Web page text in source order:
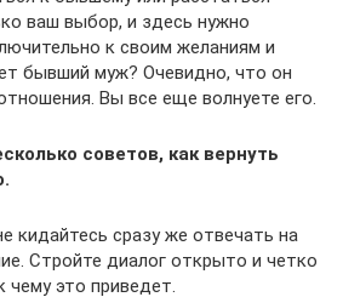
ваш выбор, и здесь нужно
к своим желаниям и
бывший муж? Очевидно, что он
Вы все еще волнуете его.
советов, как вернуть
кидайтесь сразу же отвечать на
Стройте диалог открыто и четко
чему это приведет.